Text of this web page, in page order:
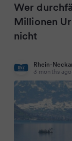
Wer
Millionen
nicht
Rhein-
3 months ago